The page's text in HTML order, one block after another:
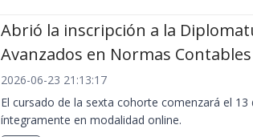
Abrió la inscripción a la
Avanzados en Normas
2026-06-23 21:13:17
El cursado de la sexta cohorte comenzará el
íntegramente en modalidad online.